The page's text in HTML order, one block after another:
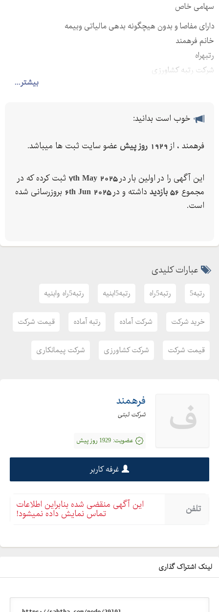
بیشتر...
سهامی خاص
دارای مفاصا و بدون هیچگونه بدهی مالیاتی وبیمه
خانم فرهمند
رتبهراه
شرکت رتبه کشاورزی
شرکت رتبهراه
رتبهابنیه
خوب است بدانید:
فرهمند ، از 1929 روز پیش عضو سایت ثبت ها میباشد.
این آگهی را در اولین بار در7th May 2025 ثبت کرده که در
مجموع 56 بازدید داشته و در6th Jun 2025 بروزرسانی شده
است.
عبارات کلیدی
رتبه5 رتبه5راه رتبه5ابنیه رتبه5راه وابنیه
خرید شرکت شرکت آماده رتبه آماده قیمت شرکت
قیمت شرکت شرکت کشاورزی شرکت پیمانکاری
ف فرهمند
شرکت ثبتی
عضویت: 1929 روز پیش
غرفه کاربر
تلفن این آگهی منقضی شده بنابراین اطلاعات
تماس نمایش داده نمیشود!
لینک اشتراک گذاری